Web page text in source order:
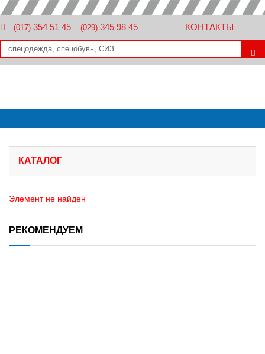
(017) 354 51 45 (029) 345 98 45 - КОНТАКТЫ
КАТАЛОГ
Элемент не найден
РЕКОМЕНДУЕМ